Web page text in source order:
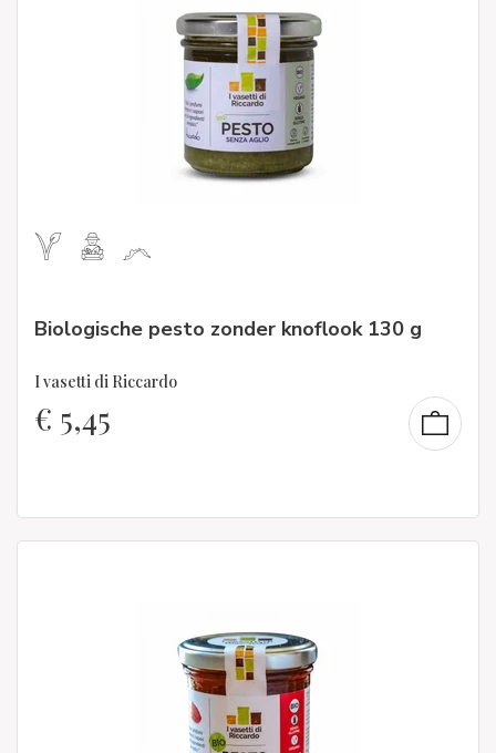
Biologische pesto zonder knoflook 130 g
I vasetti di Riccardo
€ 5,45